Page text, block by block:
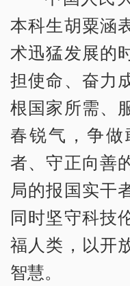
本科生胡粟涵
术迅猛发展的
担使命、奋力
根国家所需、
春锐气，争
者、守正向善
局的报国实干
同时坚守科技
福人类，以开
智慧。